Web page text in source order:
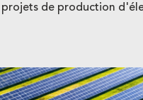
de production